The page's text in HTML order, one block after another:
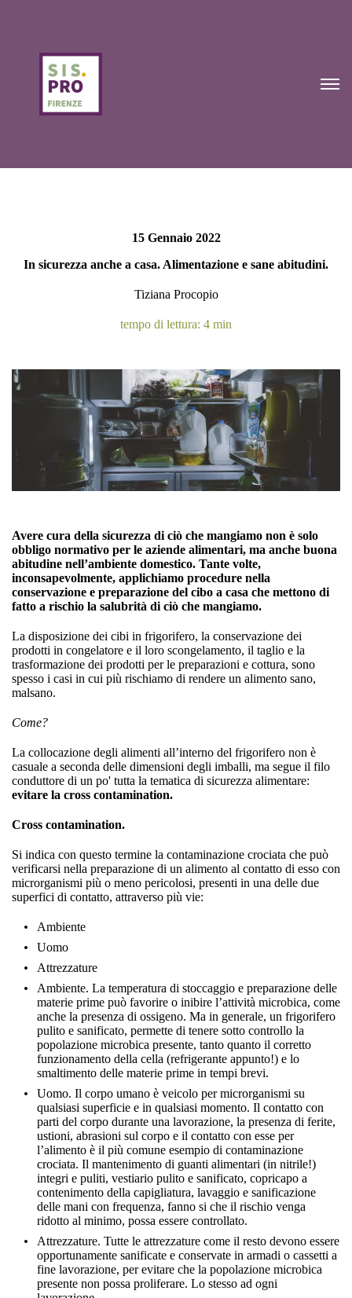
15 Gennaio 2022
In sicurezza anche a casa. Alimentazione e sane abitudini.
Tiziana Procopio
tempo di lettura: 4 min
Avere cura della sicurezza di ciò che mangiamo non è solo
obbligo normativo per le aziende alimentari, ma anche buona
abitudine nell’ambiente domestico. Tante volte,
inconsapevolmente, applichiamo procedure nella
conservazione e preparazione del cibo a casa che mettono di
fatto a rischio la salubrità di ciò che mangiamo.
La disposizione dei cibi in frigorifero, la conservazione dei
prodotti in congelatore e il loro scongelamento, il taglio e la
trasformazione dei prodotti per le preparazioni e cottura, sono
spesso i casi in cui più rischiamo di rendere un alimento sano,
malsano.
Come?
La collocazione degli alimenti all’interno del frigorifero non è
casuale a seconda delle dimensioni degli imballi, ma segue il filo
conduttore di un po' tutta la tematica di sicurezza alimentare:
evitare la cross contamination.
Cross contamination.
Si indica con questo termine la contaminazione crociata che può
verificarsi nella preparazione di un alimento al contatto di esso con
microrganismi più o meno pericolosi, presenti in una delle due
superfici di contatto, attraverso più vie:
Ambiente
Uomo
Attrezzature
Ambiente. La temperatura di stoccaggio e preparazione delle
materie prime può favorire o inibire l’attività microbica, come
anche la presenza di ossigeno. Ma in generale, un frigorifero
pulito e sanificato, permette di tenere sotto controllo la
popolazione microbica presente, tanto quanto il corretto
funzionamento della cella (refrigerante appunto!) e lo
smaltimento delle materie prime in tempi brevi.
Uomo. Il corpo umano è veicolo per microrganismi su
qualsiasi superficie e in qualsiasi momento. Il contatto con
parti del corpo durante una lavorazione, la presenza di ferite,
ustioni, abrasioni sul corpo e il contatto con esse per
l’alimento è il più comune esempio di contaminazione
crociata. Il mantenimento di guanti alimentari (in nitrile!)
integri e puliti, vestiario pulito e sanificato, copricapo a
contenimento della capigliatura, lavaggio e sanificazione
delle mani con frequenza, fanno si che il rischio venga
ridotto al minimo, possa essere controllato.
Attrezzature. Tutte le attrezzature come il resto devono essere
opportunamente sanificate e conservate in armadi o cassetti a
fine lavorazione, per evitare che la popolazione microbica
presente non possa proliferare. Lo stesso ad ogni